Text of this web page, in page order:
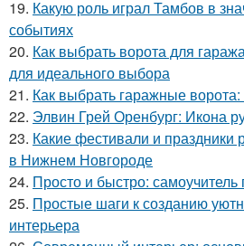
19. Какую роль играл Тамбов в
событиях
20. Как выбрать ворота для
для идеального выбора
21. Как выбрать гаражные
22. Элвин Грей Оренбург: Икона
23. Какие фестивали и праздники
в Нижнем Новгороде
24. Просто и быстро: самоучитель
25. Простые шаги к созданию
интерьера